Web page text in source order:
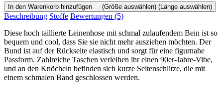
In den Warenkorb hinzufügen (Größe auswählen) (Länge auswählen)
Beschreibung Stoffe Bewertungen (5)
Diese hoch taillierte Leinenhose mit schmal zulaufendem Bein ist so
bequem und cool, dass Sie sie nicht mehr ausziehen möchten. Der
Bund ist auf der Rückseite elastisch und sorgt für eine figurnahe
Passform. Zahlreiche Taschen verleihen ihr einen 90er-Jahre-Vibe,
und an den Knöcheln befinden sich kurze Seitenschlitze, die mit
einem schmalen Band geschlossen werden.